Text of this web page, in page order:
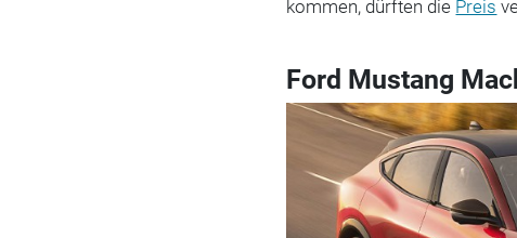
kommen, dürften die Preis
Ford Mustang